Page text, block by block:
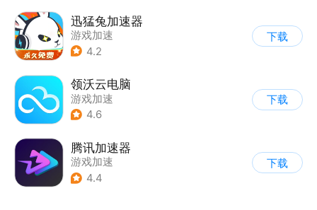
迅猛兔加速器
游戏加速
4.2
下载
领沃云电脑
游戏加速
4.6
下载
腾讯加速器
游戏加速
4.4
下载